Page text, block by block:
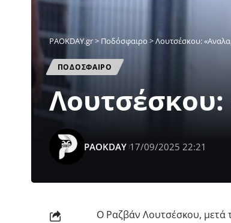
PAOKDAY.gr> Ποδόσφαιρο >Λουτσέσκου:
ΠΟΔΟΣΦΑΙΡΟ
PAOKDAY 17/09/2025 22:21
Ο Ραζβάν Λουτσέσκου, μετά